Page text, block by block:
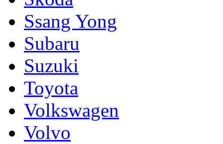
Ssang Yong
Subaru
Suzuki
Toyota
Volkswagen
Volvo